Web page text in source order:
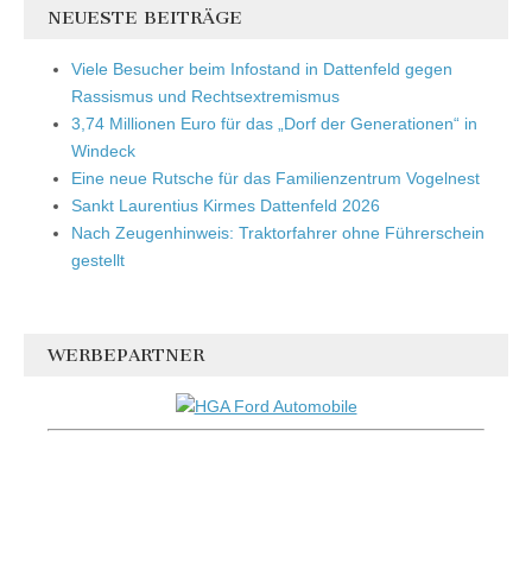
NEUESTE BEITRÄGE
Viele Besucher beim Infostand in Dattenfeld gegen
Rassismus und Rechtsextremismus
3,74 Millionen Euro für das „Dorf der Generationen“ in
Windeck
Eine neue Rutsche für das Familienzentrum Vogelnest
Sankt Laurentius Kirmes Dattenfeld 2026
Nach Zeugenhinweis: Traktorfahrer ohne Führerschein
gestellt
WERBEPARTNER